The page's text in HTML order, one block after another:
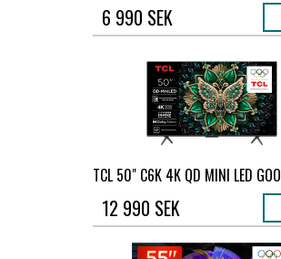
6 990 SEK
TCL 50" C6K 4K QD MINI LED
12 990 SEK